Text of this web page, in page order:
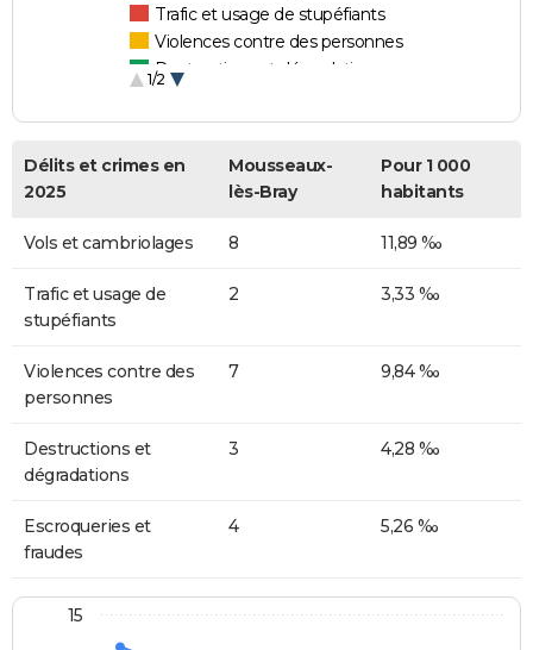
Trafic et usage de stupéfiants
Violences contre des personnes
Destructions et dégradations
1/2
Délits et crimes en
2025
Mousseaux-
lès-Bray
Pour 1 000
habitants
Vols et cambriolages 8 11,89 ‰
Trafic et usage de
stupéfiants
2 3,33 ‰
Violences contre des
personnes
7 9,84 ‰
Destructions et
dégradations
3 4,28 ‰
Escroqueries et
fraudes
4 5,26 ‰
15